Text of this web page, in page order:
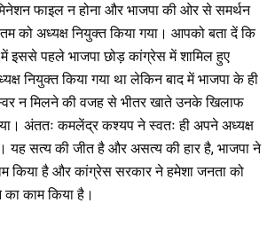
फाइल न होना और भाजपा की ओर से समर्थन
को अध्यक्ष नियुक्त किया गया। आपको बता दें कि
में इससे पहले भाजपा छोड़ कांग्रेस में शामिल हुए
नियुक्त किया गया था लेकिन बाद में भाजपा के ही
न मिलने की वजह से भीतर खाते उनके खिलाफ
अंततः कमलेंद्र कश्यप ने स्वतः ही अपने अध्यक्ष
यह सत्य की जीत है और असत्य की हार है, भाजपा ने
किया है और कांग्रेस सरकार ने हमेशा जनता को
काम किया है।